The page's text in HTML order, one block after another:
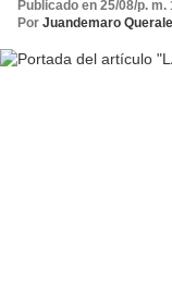
Publicado en 25/08/p. m.
Por Juandemaro